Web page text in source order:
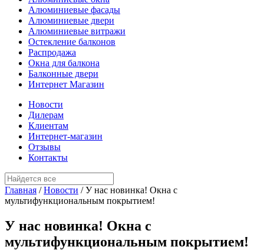
Алюминиевые фасады
Алюминиевые двери
Алюминиевые витражи
Остекление балконов
Распродажа
Окна для балкона
Балконные двери
Интернет Магазин
Новости
Дилерам
Клиентам
Интернет-магазин
Отзывы
Контакты
Главная / Новости /У нас новинка! Окна с
мультифункциональным покрытием!
У нас новинка! Окна с
мультифункциональным покрытием!